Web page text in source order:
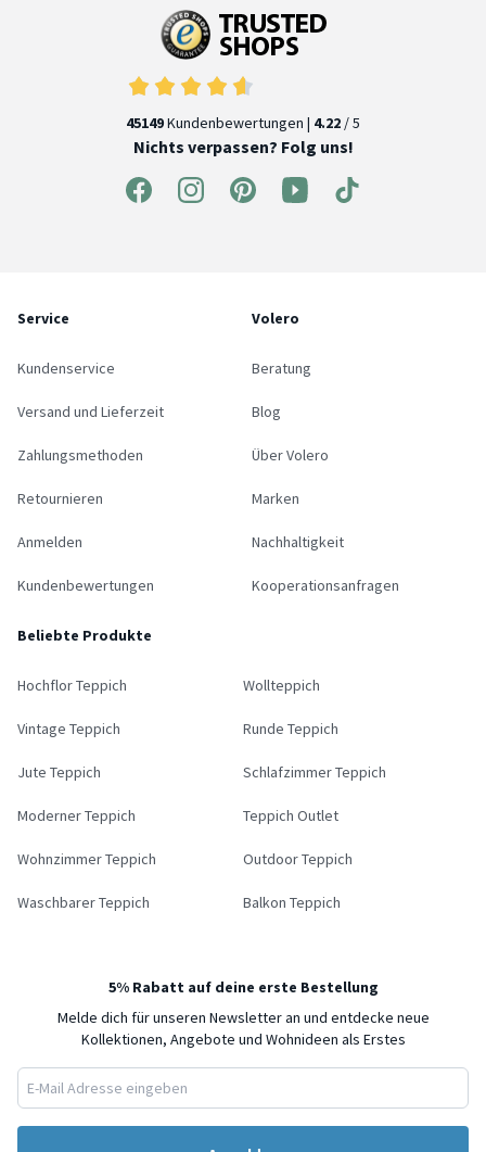
45149Kundenbewertungen | 4.22 / 5
Nichts verpassen? Folg uns!
Service
Kundenservice
Versand und Lieferzeit
Zahlungsmethoden
Retournieren
Anmelden
Kundenbewertungen
Volero
Beratung
Blog
Über Volero
Marken
Nachhaltigkeit
Kooperationsanfragen
Beliebte Produkte
Hochflor Teppich Wollteppich
Vintage Teppich Runde Teppich
Jute Teppich Schlafzimmer Teppich
Moderner Teppich Teppich Outlet
Wohnzimmer Teppich Outdoor Teppich
Waschbarer Teppich Balkon Teppich
5% Rabatt auf deine erste Bestellung
Melde dich für unseren Newsletter an und entdecke neue
Kollektionen, Angebote und Wohnideen als Erstes